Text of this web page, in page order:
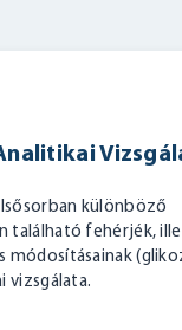
különböző
található fehérjék,
módosításainak
vizsgálata.